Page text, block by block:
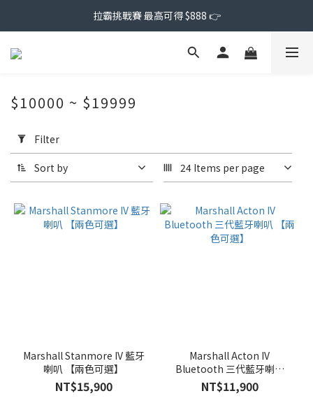
拉霸挑戰賽 最高可得 $888 👉
Filter
(0/20)
Range
(NT$)
$10000 ~ $19999
Filter
Sort by 24 Items per page
Marshall Stanmore IV 藍牙
喇叭 【兩色可選】
NT$15,900
Marshall Acton IV
Bluetooth 三代藍牙喇叭
【兩色可選】
NT$11,900